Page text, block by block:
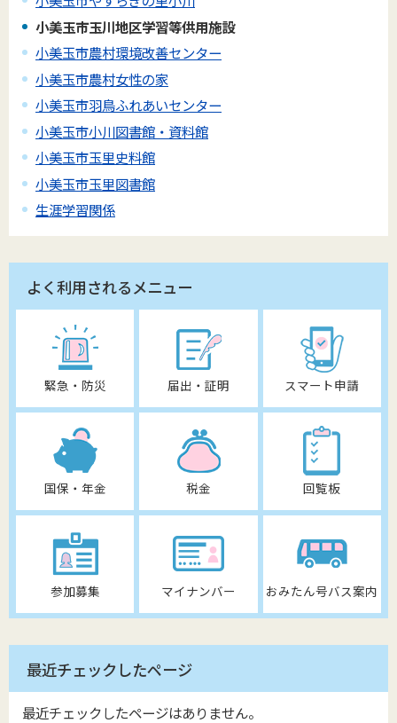
小美玉市玉川地区学習等供用施設
小美玉市農村環境改善センター
小美玉市農村女性の家
小美玉市羽鳥ふれあいセンター
小美玉市小川図書館・資料館
小美玉市玉里史料館
小美玉市玉里図書館
生涯学習関係
よく利用されるメニュー
緊急・防災 届出・証明 スマート申請
国保・年金 税金 回覧板
参加募集 マイナンバー おみたん号バス案内
最近チェックしたページ
最近チェックしたページはありません。